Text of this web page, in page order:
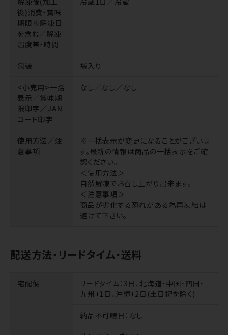
後)消費・賞味
期限※解凍日
を含む／解凍
温度帯・時間
包装 袋入り
<小売用>一括
表示／賞味期
限印字／JAN
コード印字
なし／なし／なし
使用方法／注
意事項
※一括表示が変更になることがございま
す。最新の情報は商品の一括表示をご確
認ください。
＜使用方法＞
自然解凍でお召し上がり出来ます。
＜注意事項＞
商品が劣化する恐れがある為再凍結は
避けて下さい。
配送方法・リードタイム・送料
宅配便 リードタイム：3日、北海道・中国・四国・
九州+1日、沖縄+2日(土日祝を除く)
納品不可曜日 ：なし